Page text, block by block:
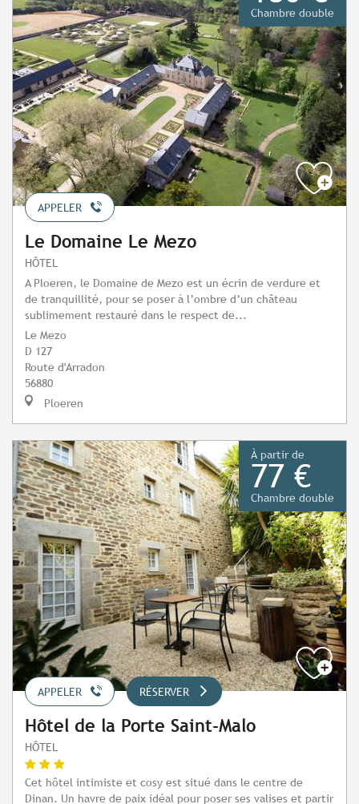
Chambre double
APPELER
Le Domaine Le Mezo
HÔTEL
A Ploeren, le Domaine de Mezo est un écrin de verdure et
de tranquillité, pour se poser à l’ombre d’un château
sublimement restauré dans le respect de...
Le Mezo
D 127
Route d'Arradon
56880
Ploeren
À partir de
77 €
Chambre double
APPELER RÉSERVER
Hôtel de la Porte Saint-Malo
HÔTEL
Cet hôtel intimiste et cosy est situé dans le centre de
Dinan. Un havre de paix idéal pour poser ses valises et partir